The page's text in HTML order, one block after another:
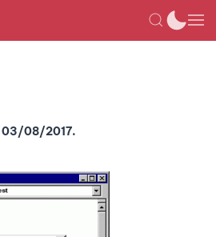
03/08/2017.